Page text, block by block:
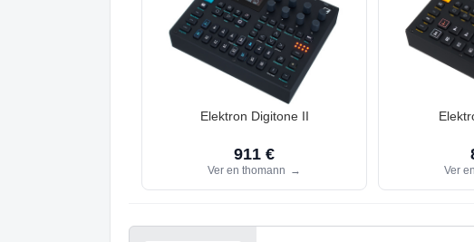
Elektron Digitone II
911 €
Ver en thomann → Ver